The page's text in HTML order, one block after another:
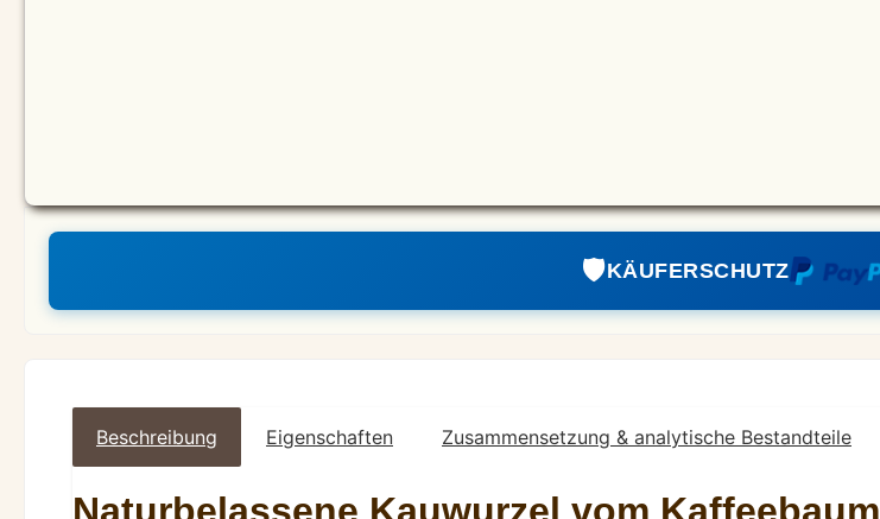
🛡️️KÄUFERSCHUTZ
Beschreibung Eigenschaften Zusammensetzung & analytische Bestandteile